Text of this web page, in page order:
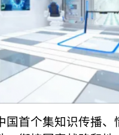
国首个集知识传播